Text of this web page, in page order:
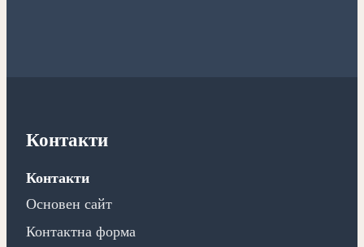
Контакти
Контакти
Основен сайт
Контактна форма